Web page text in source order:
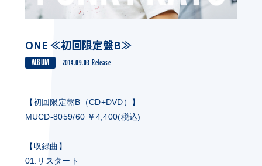
ONE ≪初回限定盤B≫
ALBUM 2014.09.03 Release
【初回限定盤B（CD+DVD）】
MUCD-8059/60 ￥4,400(税込)
【収録曲】
01.リスタート